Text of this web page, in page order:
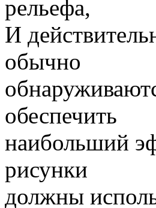
рельефа,
И
обычно
обеспечить
наибольший
рисунки
должны